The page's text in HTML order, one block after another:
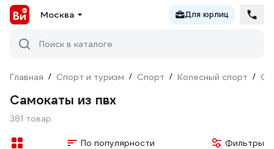
Москва Для юрлиц
Поиск в каталоге
Главная / Спорт и туризм / Спорт / Колесный спорт /
Самокаты из пвх
381 товар
По популярности Фильтры